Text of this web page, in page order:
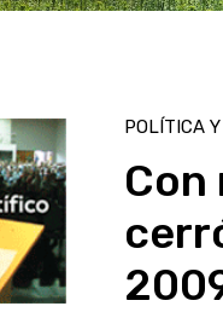
POLÍTICA
Con